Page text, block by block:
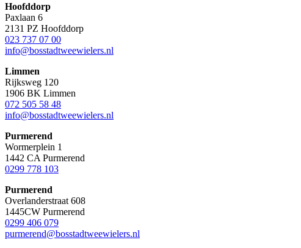
Hoofddorp
Paxlaan 6
2131 PZ Hoofddorp
023 737 07 00
info@bosstadtweewielers.nl
Limmen
Rijksweg 120
1906 BK Limmen
072 505 58 48
info@bosstadtweewielers.nl
Purmerend
Wormerplein 1
1442 CA Purmerend
0299 778 103
Purmerend
Overlanderstraat 608
1445CW Purmerend
0299 406 079
purmerend@bosstadtweewielers.nl